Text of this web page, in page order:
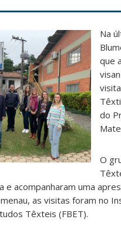
Na
que
do
O
e acompanharam uma
as visitas foram no
Têxteis (FBET).